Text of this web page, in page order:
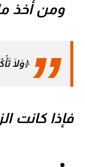
ومن أخذ
﴿وَلَا
فإذا كانت